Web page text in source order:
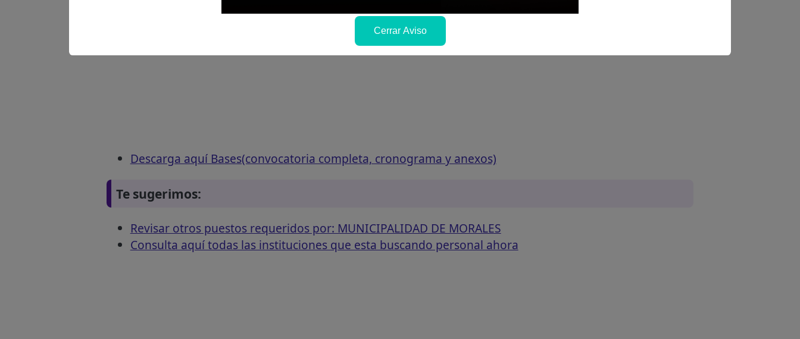
Descarga aquí Bases(convocatoria completa, cronograma y anexos)
Te sugerimos:
Revisar otros puestos requeridos por: MUNICIPALIDAD DE MORALES
Consulta aquí todas las instituciones que esta buscando personal ahora
Cerrar Aviso